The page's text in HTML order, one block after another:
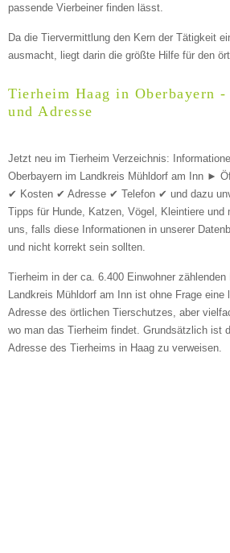
Geschlecht*
Beschreibung des Tiers*
passende Vierbeiner finden lässt.
Da die Tiervermittlung den Kern der Tätigkeit
ausmacht, liegt darin die größte Hilfe für den
Tierheim Haag in Oberbayern
und Adresse
Jetzt neu im Tierheim Verzeichnis:
Oberbayern im Landkreis Mühldorf am Inn ►
✔ Kosten ✔ Adresse ✔ Telefon ✔ und dazu
Tipps für Hunde, Katzen, Vögel, Kleintiere und
uns, falls diese Informationen in unserer
und nicht korrekt sein sollten.
Tierheim in der ca. 6.400 Einwohner
Landkreis Mühldorf am Inn ist ohne Frage eine
Adresse des örtlichen Tierschutzes, aber
wo man das Tierheim findet. Grundsätzlich ist
Adresse des Tierheims in Haag zu verweisen.